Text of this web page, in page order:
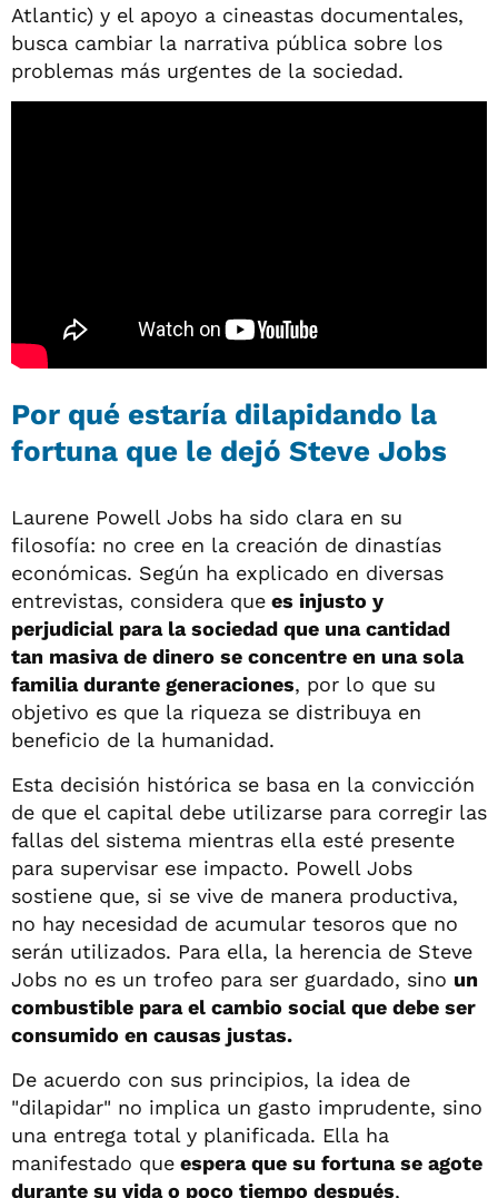
Atlantic) y el apoyo a cineastas documentales,
busca cambiar la narrativa pública sobre los
problemas más urgentes de la sociedad.
Por qué estaría dilapidando la
fortuna que le dejó Steve Jobs
Laurene Powell Jobs ha sido clara en su
filosofía: no cree en la creación de dinastías
económicas. Según ha explicado en diversas
entrevistas, considera que es injusto y
perjudicial para la sociedad que una cantidad
tan masiva de dinero se concentre en una sola
familia durante generaciones, por lo que su
objetivo es que la riqueza se distribuya en
beneficio de la humanidad.
Esta decisión histórica se basa en la convicción
de que el capital debe utilizarse para corregir las
fallas del sistema mientras ella esté presente
para supervisar ese impacto. Powell Jobs
sostiene que, si se vive de manera productiva,
no hay necesidad de acumular tesoros que no
serán utilizados. Para ella, la herencia de Steve
Jobs no es un trofeo para ser guardado, sino un
combustible para el cambio social que debe ser
consumido en causas justas.
De acuerdo con sus principios, la idea de
"dilapidar" no implica un gasto imprudente, sino
una entrega total y planificada. Ella ha
manifestado que espera que su fortuna se agote
durante su vida o poco tiempo después,